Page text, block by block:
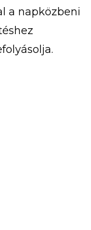
a napközbeni